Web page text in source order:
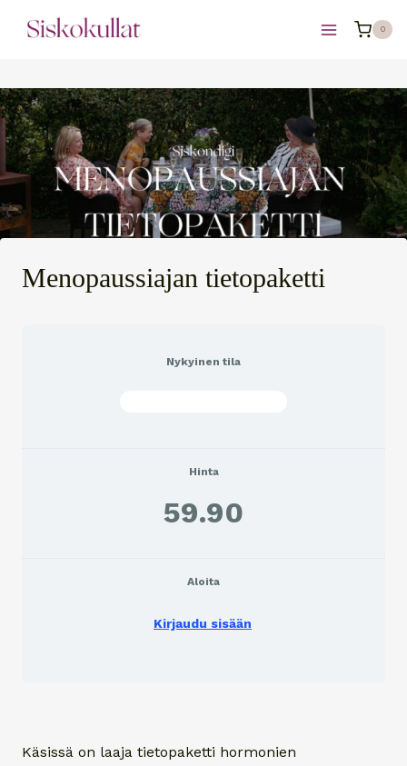
sisältöön
0
Menopaussiajan tietopaketti
Nykyinen tila
Hinta
59.90
Aloita
Kirjaudu sisään
Käsissä on laaja tietopaketti hormonien